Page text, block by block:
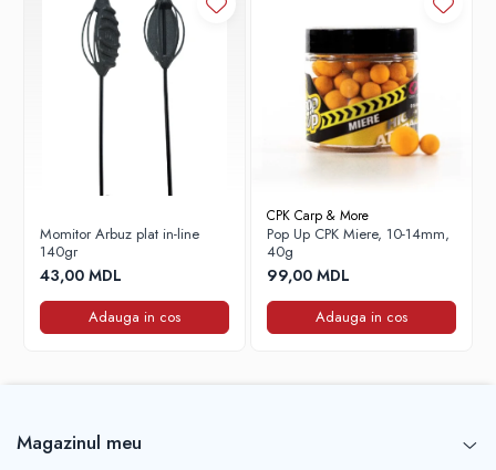
Accesorii conexe pescuit
Accesorii pentru barci
Sonare
Camping pescuit
Accesorii
Aragazuri, incalzitoare
Mese
Momitor Arbuz plat in-line
140gr
43,00 MDL
Adauga in cos
CPK Carp & More
Pop Up CPK Miere, 10-14mm,
40g
99,00 MDL
Adauga in cos
Magazinul meu